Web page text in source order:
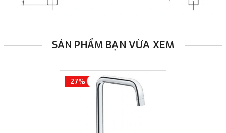
SẢN PHẨM BẠN VỪA XEM
27%